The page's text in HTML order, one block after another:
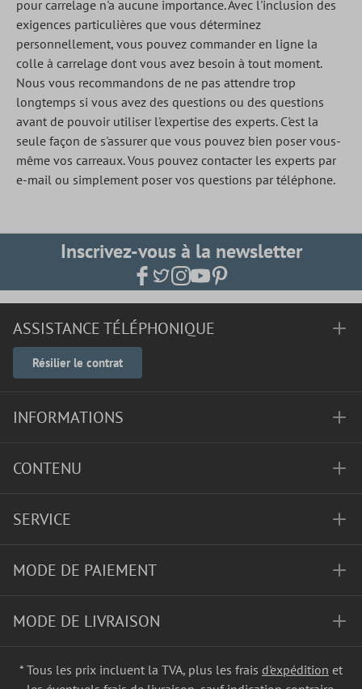
pour carrelage n'a aucune importance. Avec l'inclusion des
exigences particulières que vous déterminez
personnellement, vous pouvez commander en ligne la
colle à carrelage dont vous avez besoin à tout moment.
Nous vous recommandons de ne pas attendre trop
longtemps si vous avez des questions ou des questions
avant de pouvoir utiliser l'expertise des experts. C'est la
seule façon de s'assurer que vous pouvez bien poser vous-
même vos carreaux. Vous pouvez contacter les experts par
e-mail ou simplement poser vos questions par téléphone.
Inscrivez-vous à la newsletter
ASSISTANCE TÉLÉPHONIQUE
Résilier le contrat
INFORMATIONS
CONTENU
SERVICE
MODE DE PAIEMENT
MODE DE LIVRAISON
* Tous les prix incluent la TVA, plus les frais d'expédition et